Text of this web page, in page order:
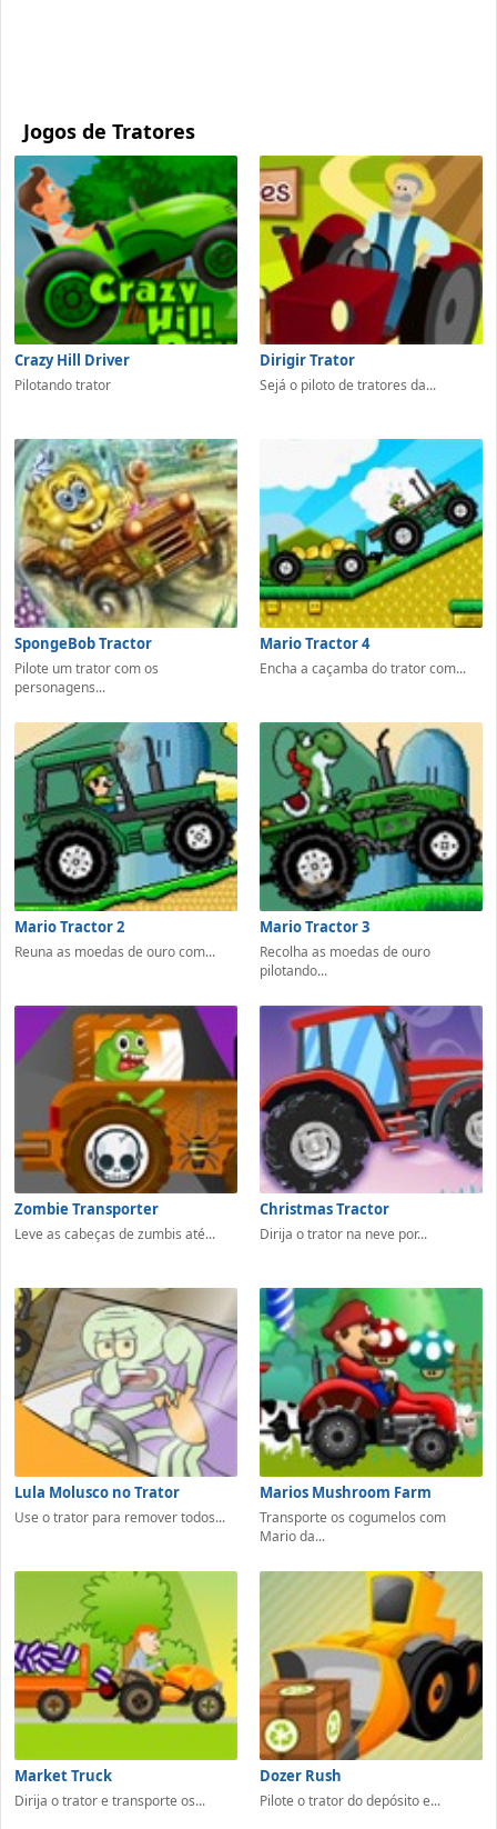
Jogos de Tratores
Crazy Hill Driver
Pilotando trator
Dirigir Trator
Sejá o piloto de tratores da...
SpongeBob Tractor
Pilote um trator com os
personagens...
Mario Tractor 4
Encha a caçamba do trator com...
Mario Tractor 2
Reuna as moedas de ouro com...
Mario Tractor 3
Recolha as moedas de ouro
pilotando...
Zombie Transporter
Leve as cabeças de zumbis até...
Christmas Tractor
Dirija o trator na neve por...
Lula Molusco no Trator
Use o trator para remover todos...
Marios Mushroom Farm
Transporte os cogumelos com
Mario da...
Market Truck
Dirija o trator e transporte os...
Dozer Rush
Pilote o trator do depósito e...